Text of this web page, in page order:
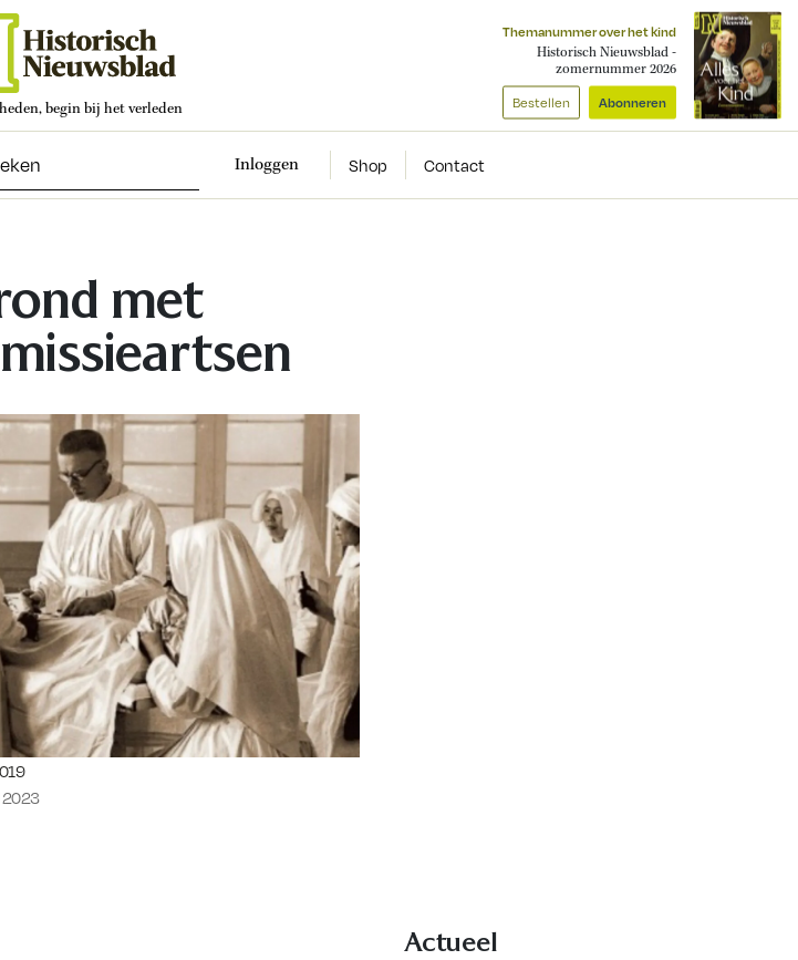
begin bij het verleden
Themanummer over het kind
Historisch Nieuwsblad -
zomernummer 2026
Bestellen Abonneren
Inloggen Shop Contact
met
2023
Actueel